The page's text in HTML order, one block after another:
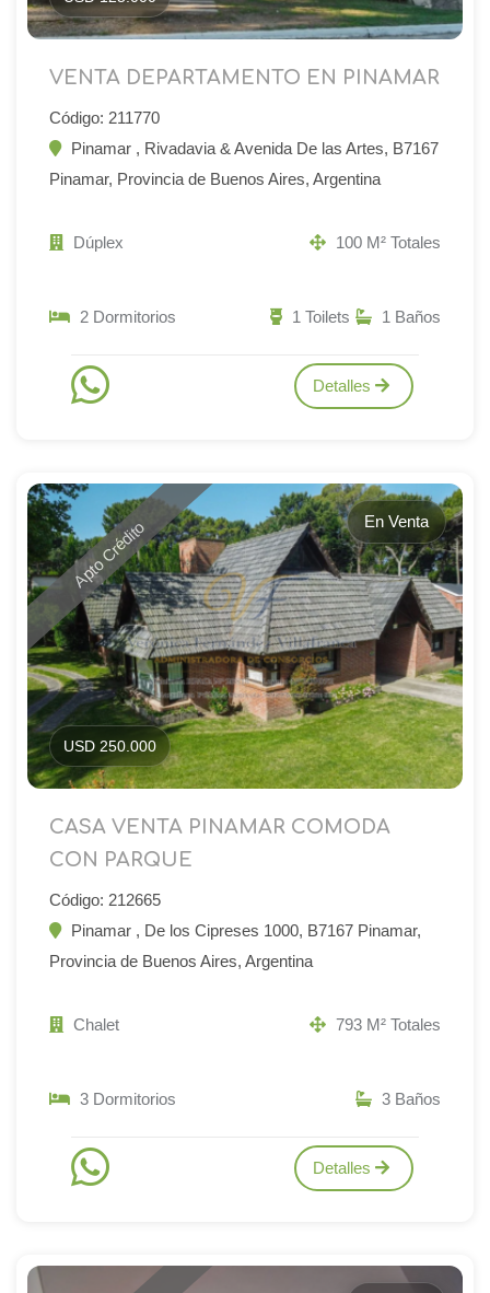
VENTA DEPARTAMENTO EN PINAMAR
Código: 211770
Pinamar , Rivadavia & Avenida De las Artes, B7167
Pinamar, Provincia de Buenos Aires, Argentina
Dúplex 100 M² Totales
2 Dormitorios 1 Baños
1 Toilets
Detalles
Apto Crédito En Venta
USD 250.000
CASA VENTA PINAMAR COMODA
CON PARQUE
Código: 212665
Pinamar , De los Cipreses 1000, B7167 Pinamar,
Provincia de Buenos Aires, Argentina
Chalet 793 M² Totales
3 Dormitorios 3 Baños
Detalles